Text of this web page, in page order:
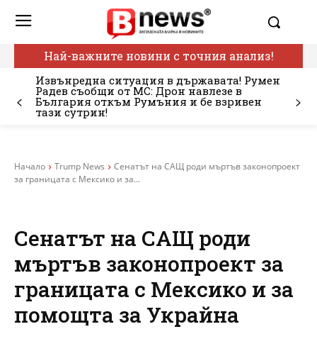
Най-важните новини с точния анализ!
Извънредна ситуация в държавата! Румен
Радев съобщи от МС: Дрон навлезе в
България откъм Румъния и бе взривен
тази сутрин!
Начало Trump News
Сенатът на САЩ роди мъртъв законопроект
за границата с Мексико и за...
Сенатът на САЩ роди
мъртъв законопроект за
границата с Мексико и за
помощта за Украйна